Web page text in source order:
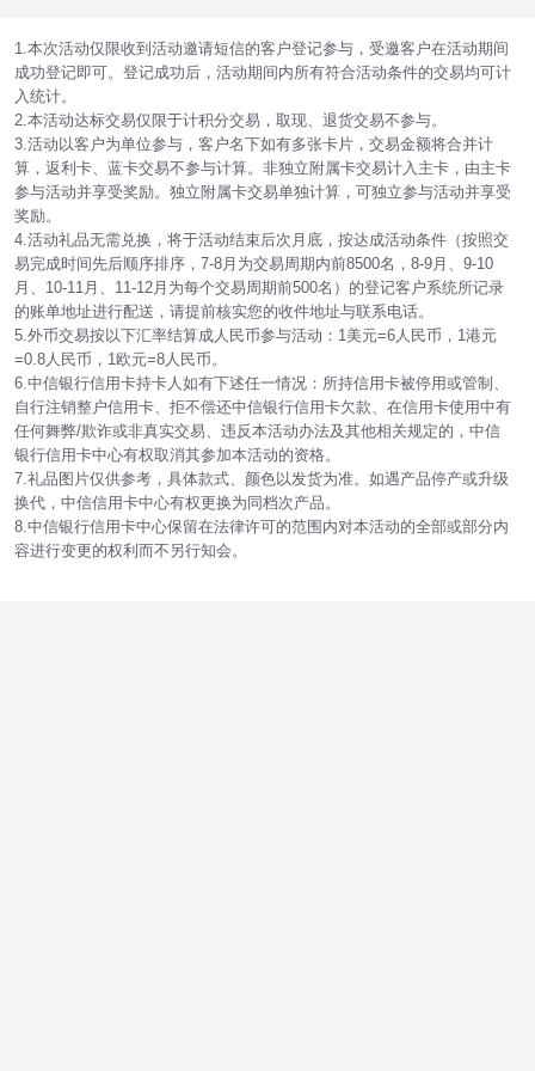
1.本次活动仅限收到活动邀请短信的客户登记参与，受邀客户在活动期间
成功登记即可。登记成功后，活动期间内所有符合活动条件的交易均可计
入统计。
2.本活动达标交易仅限于计积分交易，取现、退货交易不参与。
3.活动以客户为单位参与，客户名下如有多张卡片，交易金额将合并计
算，返利卡、蓝卡交易不参与计算。非独立附属卡交易计入主卡，由主卡
参与活动并享受奖励。独立附属卡交易单独计算，可独立参与活动并享受
奖励。
4.活动礼品无需兑换，将于活动结束后次月底，按达成活动条件（按照交
易完成时间先后顺序排序，7-8月为交易周期内前8500名，8-9月、9-10
月、10-11月、11-12月为每个交易周期前500名）的登记客户系统所记录
的账单地址进行配送，请提前核实您的收件地址与联系电话。
5.外币交易按以下汇率结算成人民币参与活动：1美元=6人民币，1港元
=0.8人民币，1欧元=8人民币。
6.中信银行信用卡持卡人如有下述任一情况：所持信用卡被停用或管制、
自行注销整户信用卡、拒不偿还中信银行信用卡欠款、在信用卡使用中有
任何舞弊/欺诈或非真实交易、违反本活动办法及其他相关规定的，中信
银行信用卡中心有权取消其参加本活动的资格。
7.礼品图片仅供参考，具体款式、颜色以发货为准。如遇产品停产或升级
换代，中信信用卡中心有权更换为同档次产品。
8.中信银行信用卡中心保留在法律许可的范围内对本活动的全部或部分内
容进行变更的权利而不另行知会。